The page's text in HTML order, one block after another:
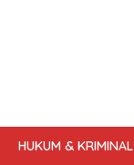
HUKUM & KRIMINAL